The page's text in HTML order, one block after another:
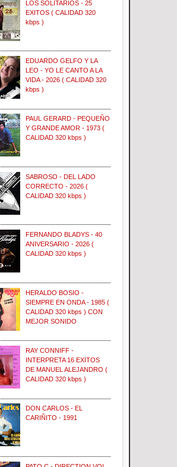
LOS SOLITARIOS - 25
EXITOS ( CALIDAD 320
kbps )
EDUARDO GELFO Y LA
LEO - YO LE CANTO A LA
VIDA - 2026 ( CALIDAD 320
kbps )
PAUL GERARD - PEQUEÑO
Y GRANDE AMOR - 1973 (
CALIDAD 320 kbps )
SABROSO - DEL LADO
CORRECTO - 2026 (
CALIDAD 320 kbps )
FERNANDO BLADYS - 40
ANIVERSARIO - 2026 (
CALIDAD 320 kbps )
HERALDO BOSIO -
SIEMPRE EN ONDA - 1985 (
CALIDAD 320 kbps ) CON
MEJOR SONIDO
RAY CONNIFF -
INTERPRETA 16 EXITOS
DE MANUEL ALEJANDRO (
CALIDAD 320 kbps )
DON CARLOS - EL
CARIÑITO - 1991